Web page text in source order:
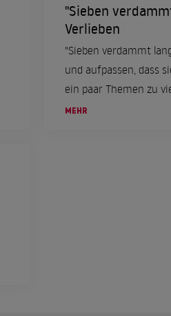
"Sieben
Verlieben
"Sieben verdammt
und aufpassen, dass
ein paar Themen zu
Bestsellers von
MEHR